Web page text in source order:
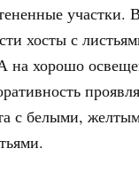
участки.
хосты с
на хорошо
с белыми,